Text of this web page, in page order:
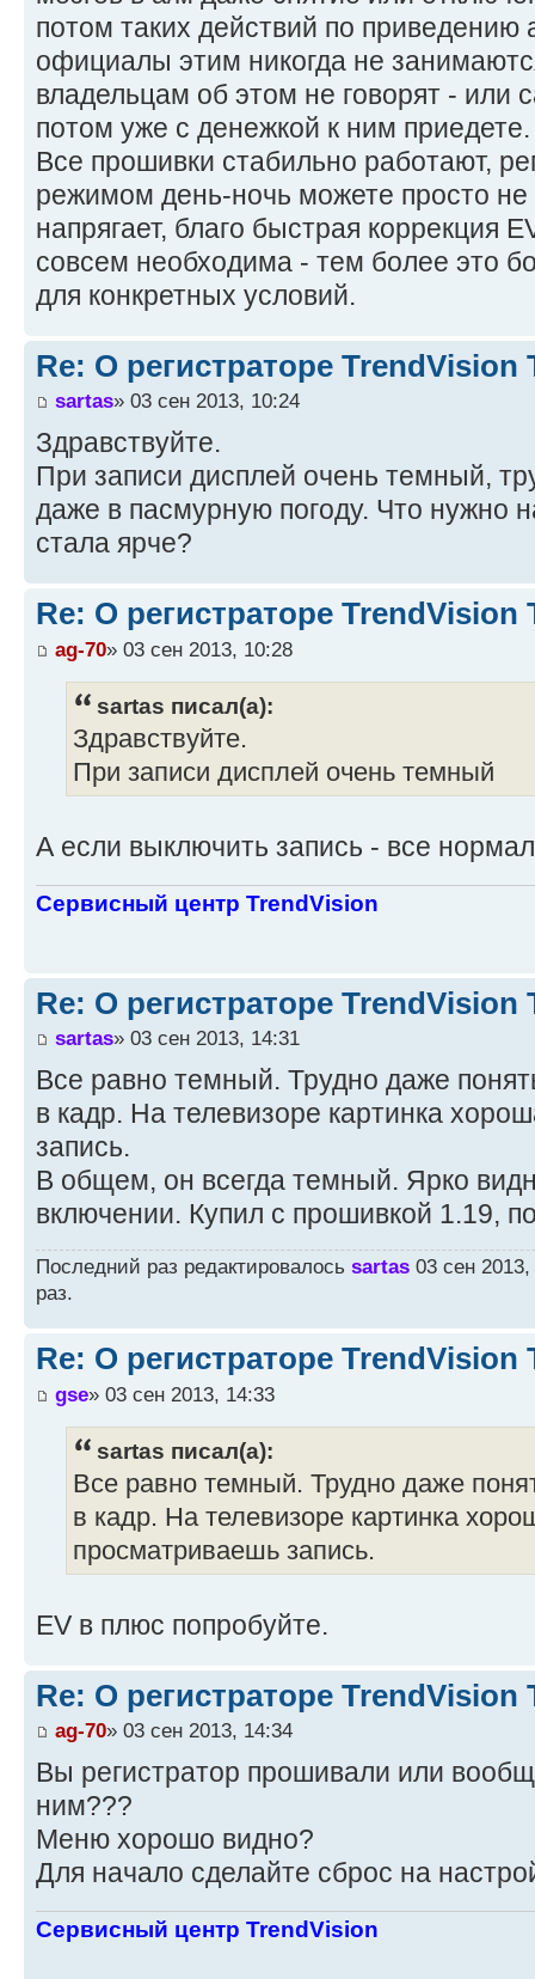
потом таких действий по приведению
официалы этим никогда не
владельцам об этом не говорят - или
потом уже с денежкой к ним приедете.
Все прошивки стабильно работают,
режимом день-ночь можете просто не
напрягает, благо быстрая коррекция
совсем необходима - тем более это
для конкретных условий.
Re: О регистраторе TrendVision
sartas» 03 сен 2013, 10:24
Здравствуйте.
При записи дисплей очень темный,
даже в пасмурную погоду. Что нужно
стала ярче?
Re: О регистраторе TrendVision
ag-70» 03 сен 2013, 10:28
sartas писал(а):
Здравствуйте.
При записи дисплей очень темный
А если выключить запись - все
Сервисный центр TrendVision
Re: О регистраторе TrendVision
sartas» 03 сен 2013, 14:31
Все равно темный. Трудно даже
в кадр. На телевизоре картинка
запись.
В общем, он всегда темный. Ярко
включении. Купил с прошивкой 1.19,
Последний раз редактировалось sartas 03 сен
раз.
Re: О регистраторе TrendVision
gse» 03 сен 2013, 14:33
sartas писал(а):
Все равно темный. Трудно даже
в кадр. На телевизоре картинка
просматриваешь запись.
ЕV в плюс попробуйте.
Re: О регистраторе TrendVision
ag-70» 03 сен 2013, 14:34
Вы регистратор прошивали или
ним???
Меню хорошо видно?
Для начало сделайте сброс на
Сервисный центр TrendVision